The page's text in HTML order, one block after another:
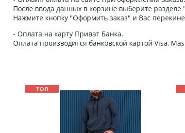
После ввода данных в корзине выберите
Нажмите кнопку "Оформить заказ" и Вас
- Оплата на карту Приват Банка.
Оплата производится банковской картой Visa,